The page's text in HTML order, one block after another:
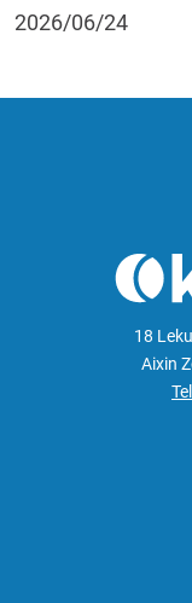
2026/06/24
18
Aixin